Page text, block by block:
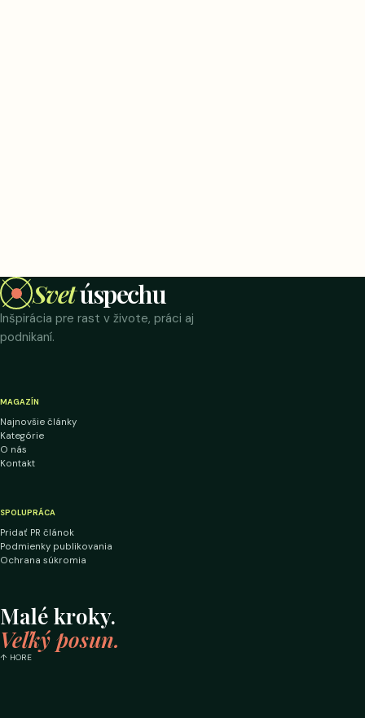
Svetúspechu
Inšpirácia pre rast v živote, práci aj
podnikaní.
MAGAZÍN
Najnovšie články
Kategórie
O nás
Kontakt
SPOLUPRÁCA
Pridať PR článok
Podmienky publikovania
Ochrana súkromia
Malé kroky.
Veľký posun.
↑ HORE